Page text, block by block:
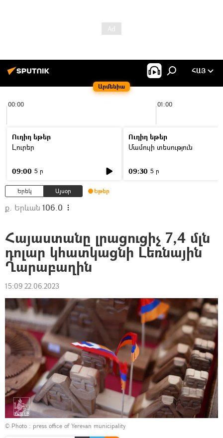
Արմենիա
ՀԱՅ
00:00 01:00
Ուղիղ եթեր
Լուրեր
09:00 5 ր
Ուղիղ եթեր
Մամուլի տեսություն
09:30 5 ր
Երեկ Այսօր Եթեր
ք. Երևան 106.0
Հայաստանը լրացուցիչ 7,4 մլն
դոլար կհատկացնի Լեռնային
Ղարաբաղին
15:09 22.06.2023
© Photo : press office of Yerevan municipality